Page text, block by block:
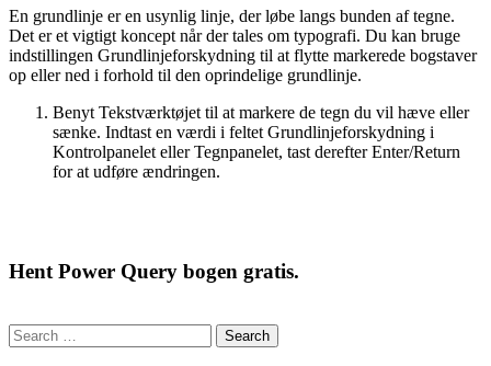
En grundlinje er en usynlig linje, der løbe langs bunden af tegne.
Det er et vigtigt koncept når der tales om typografi. Du kan bruge
indstillingen Grundlinjeforskydning til at flytte markerede bogstaver
op eller ned i forhold til den oprindelige grundlinje.
Benyt Tekstværktøjet til at markere de tegn du vil hæve eller
sænke. Indtast en værdi i feltet Grundlinjeforskydning i
Kontrolpanelet eller Tegnpanelet, tast derefter Enter/Return
for at udføre ændringen.
Hent Power Query bogen gratis.
Search
for: